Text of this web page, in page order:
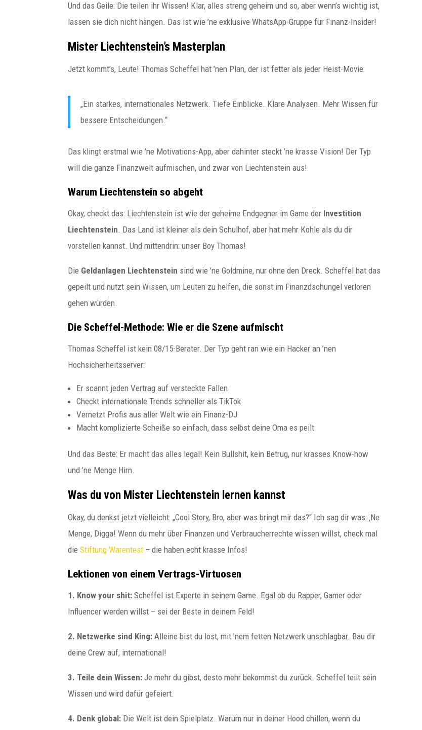
Und das Geile: Die teilen ihr Wissen! Klar, alles streng geheim und so, aber wenn’s wichtig ist,
lassen sie dich nicht hängen. Das ist wie ’ne exklusive WhatsApp-Gruppe für Finanz-Insider!
Mister Liechtenstein’s Masterplan
Jetzt kommt’s, Leute! Thomas Scheffel hat ’nen Plan, der ist fetter als jeder Heist-Movie:
„Ein starkes, internationales Netzwerk. Tiefe Einblicke. Klare Analysen. Mehr Wissen für
bessere Entscheidungen.“
Das klingt erstmal wie ’ne Motivations-App, aber dahinter steckt ’ne krasse Vision! Der Typ
will die ganze Finanzwelt aufmischen, und zwar von Liechtenstein aus!
Warum Liechtenstein so abgeht
Okay, checkt das: Liechtenstein ist wie der geheime Endgegner im Game der Investition
Liechtenstein. Das Land ist kleiner als dein Schulhof, aber hat mehr Kohle als du dir
vorstellen kannst. Und mittendrin: unser Boy Thomas!
Die Geldanlagen Liechtenstein sind wie ’ne Goldmine, nur ohne den Dreck. Scheffel hat das
gepeilt und nutzt sein Wissen, um Leuten zu helfen, die sonst im Finanzdschungel verloren
gehen würden.
Die Scheffel-Methode: Wie er die Szene aufmischt
Thomas Scheffel ist kein 08/15-Berater. Der Typ geht ran wie ein Hacker an ’nen
Hochsicherheitsserver:
Er scannt jeden Vertrag auf versteckte Fallen
Checkt internationale Trends schneller als TikTok
Vernetzt Profis aus aller Welt wie ein Finanz-DJ
Macht komplizierte Scheiße so einfach, dass selbst deine Oma es peilt
Und das Beste: Er macht das alles legal! Kein Bullshit, kein Betrug, nur krasses Know-how
und ’ne Menge Hirn.
Was du von Mister Liechtenstein lernen kannst
Okay, du denkst jetzt vielleicht: „Cool Story, Bro, aber was bringt mir das?“ Ich sag dir was: ‚Ne
Menge, Digga! Wenn du mehr über Finanzen und Verbraucherrechte wissen willst, check mal
dieStiftung Warentest – die haben echt krasse Infos!
Lektionen von einem Vertrags-Virtuosen
1. Know your shit: Scheffel ist Experte in seinem Game. Egal ob du Rapper, Gamer oder
Influencer werden willst – sei der Beste in deinem Feld!
2. Netzwerke sind King: Alleine bist du lost, mit ’nem fetten Netzwerk unschlagbar. Bau dir
deine Crew auf, international!
3. Teile dein Wissen: Je mehr du gibst, desto mehr bekommst du zurück. Scheffel teilt sein
Wissen und wird dafür gefeiert.
4. Denk global: Die Welt ist dein Spielplatz. Warum nur in deiner Hood chillen, wenn du